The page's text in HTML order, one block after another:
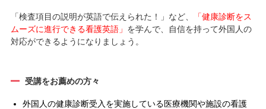
「検査項目の説明が英語で伝えられた！」など、
「健康診断をス
ムーズに進行できる看護英語」 を学んで、自信を持って外国人の
対応ができるようになりましょう。
受講をお薦めの方々
外国人の健康診断受入を実施している医療機関や施設の看護